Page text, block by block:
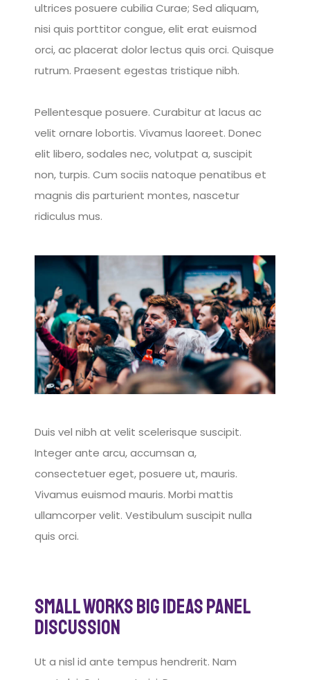
ultrices posuere cubilia Curae; Sed aliquam,
nisi quis porttitor congue, elit erat euismod
orci, ac placerat dolor lectus quis orci. Quisque
rutrum. Praesent egestas tristique nibh.
Pellentesque posuere. Curabitur at lacus ac
velit ornare lobortis. Vivamus laoreet. Donec
elit libero, sodales nec, volutpat a, suscipit
non, turpis. Cum sociis natoque penatibus et
magnis dis parturient montes, nascetur
ridiculus mus.
Duis vel nibh at velit scelerisque suscipit.
Integer ante arcu, accumsan a,
consectetuer eget, posuere ut, mauris.
Vivamus euismod mauris. Morbi mattis
ullamcorper velit. Vestibulum suscipit nulla
quis orci.
Small Works Big Ideas Panel
Discussion
Ut a nisl id ante tempus hendrerit. Nam